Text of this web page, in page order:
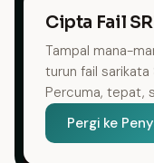
Cipta Fail
Tampal mana-
turun fail sarikata
Percuma, tepat,
Pergi ke